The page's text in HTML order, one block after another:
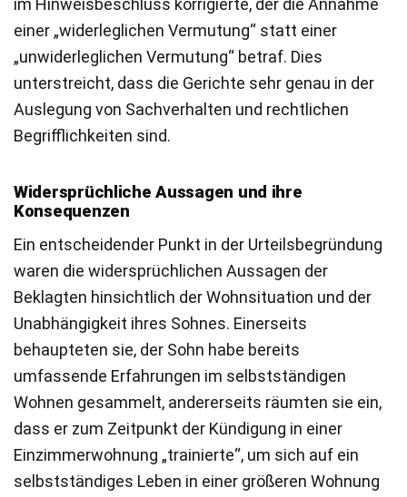
im Hinweisbeschluss korrigierte, der die Annahme
einer „widerleglichen Vermutung“ statt einer
„unwiderleglichen Vermutung“ betraf. Dies
unterstreicht, dass die Gerichte sehr genau in der
Auslegung von Sachverhalten und rechtlichen
Begrifflichkeiten sind.
Widersprüchliche Aussagen und ihre
Konsequenzen
Ein entscheidender Punkt in der Urteilsbegründung
waren die widersprüchlichen Aussagen der
Beklagten hinsichtlich der Wohnsituation und der
Unabhängigkeit ihres Sohnes. Einerseits
behaupteten sie, der Sohn habe bereits
umfassende Erfahrungen im selbstständigen
Wohnen gesammelt, andererseits räumten sie ein,
dass er zum Zeitpunkt der Kündigung in einer
Einzimmerwohnung „trainierte“, um sich auf ein
selbstständiges Leben in einer größeren Wohnung